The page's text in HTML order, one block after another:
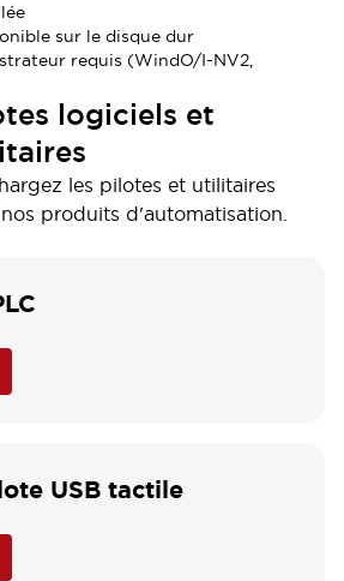
sur le disque dur
requis (WindO/I-NV2,
logiciels et
les pilotes et utilitaires
produits d'automatisation.
USB tactile